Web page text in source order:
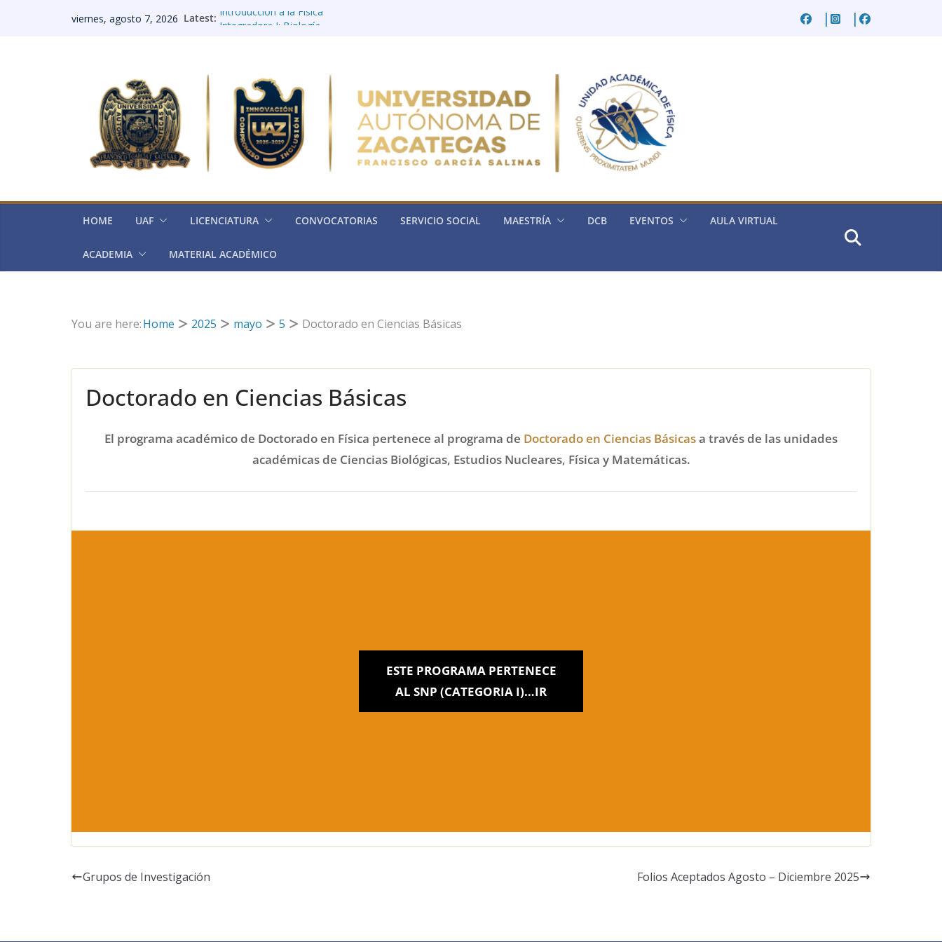
viernes, agosto 7, 2026 Latest: Introducción a la Física
Integradora IV (Química General)
HOME UAF LICENCIATURA CONVOCATORIAS SERVICIO SOCIAL MAESTRÍA DCB EVENTOS AULA VIRTUAL
ACADEMIA MATERIAL ACADÉMICO
You are here:Home 2025 mayo 5 Doctorado en Ciencias Básicas
Doctorado en Ciencias Básicas
El programa académico de Doctorado en Física pertenece al programa de Doctorado en Ciencias Básicasa través de las unidades
académicas de Ciencias Biológicas, Estudios Nucleares, Física y Matemáticas.
ESTE PROGRAMA PERTENECE
AL SNP (CATEGORIA I)…IR
Grupos de Investigación Folios Aceptados Agosto – Diciembre 2025